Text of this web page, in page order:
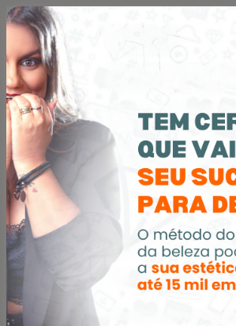
estética
Author: Divando na Estética
$82.00
(+ applicable taxes. Click here
information)
Personal info
Confirm your email